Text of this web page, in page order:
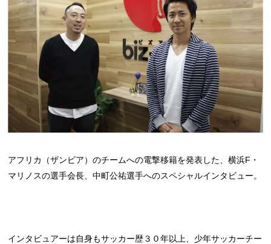
アフリカ（ザンビア）のチームへの電撃移籍を発表した、横浜F・
マリノスの選手会長、中町公祐選手へのスペシャルインタビュー。
インタビュアーは自身もサッカー歴３０年以上、少年サッカーチー